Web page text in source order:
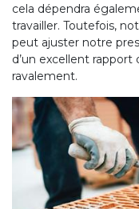
cela dépendra
travailler. Toutefois,
peut ajuster notre
d’un excellent
ravalement.